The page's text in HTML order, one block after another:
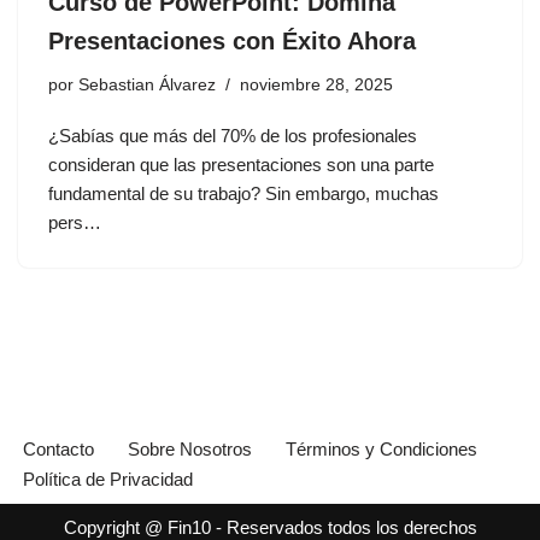
Presentaciones con Éxito Ahora
por Sebastian Álvarez noviembre 28, 2025
¿Sabías que más del 70% de los profesionales
consideran que las presentaciones son una parte
fundamental de su trabajo? Sin embargo, muchas
pers…
Contacto Sobre Nosotros
Términos y Condiciones
Política de Privacidad
Copyright @ Fin10 - Reservados todos los derechos